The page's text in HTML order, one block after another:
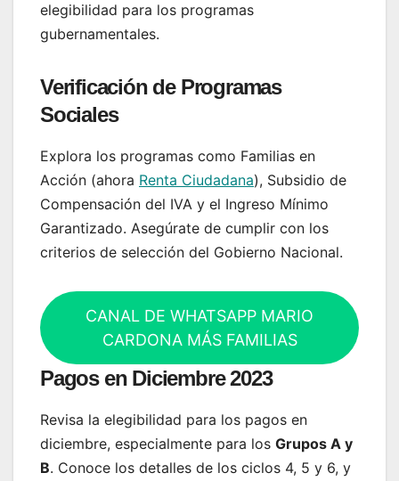
elegibilidad para los programas
gubernamentales.
Verificación de Programas
Sociales
Explora los programas como Familias en
Acción (ahora Renta Ciudadana), Subsidio de
Compensación del IVA y el Ingreso Mínimo
Garantizado. Asegúrate de cumplir con los
criterios de selección del Gobierno Nacional.
CANAL DE WHATSAPP MARIO
CARDONA MÁS FAMILIAS
Pagos en Diciembre 2023
Revisa la elegibilidad para los pagos en
diciembre, especialmente para los Grupos A y
B. Conoce los detalles de los ciclos 4, 5 y 6, y